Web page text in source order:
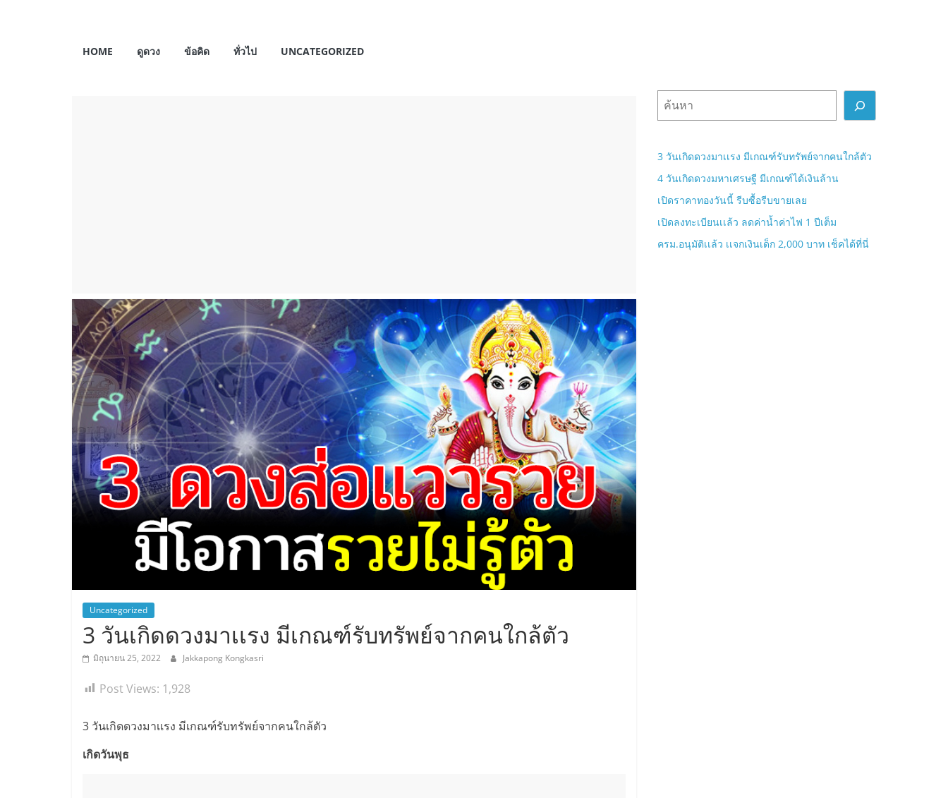
My
HOME ดูดวง ข้อคิด ทั่วไป UNCATEGORIZED
Uncategorized
3 วันเกิดดวงมาเเรง มีเกณฑ์รับทรัพย์จากคนใกล้ตัว
มิถุนายน 25, 2022 Jakkapong Kongkasri
Post Views: 1,928
3 วันเกิดดวงมาเเรง มีเกณฑ์รับทรัพย์จากคนใกล้ตัว
เกิดวันพุธ
3 วันเกิดดวงมาเเรง มีเกณฑ์รับทรัพย์จากคนใกล้ตัว
4 วันเกิดดวงมหาเศรษฐี มีเกณฑ์ได้เงินล้าน
เปิดราคาทองวันนี้ รีบซื้อรีบขายเลย
เปิดลงทะเบียนเเล้ว ลดค่าน้ำค่าไฟ 1 ปีเต็ม
ครม.อนุมัติเเล้ว เเจกเงินเด็ก 2,000 บาท เช็คได้ที่นี่